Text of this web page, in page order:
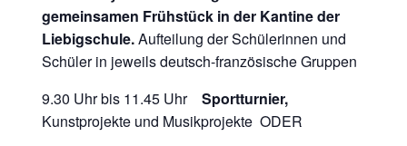
gemeinsamen Frühstück in der Kantine der
Liebigschule.Aufteilung der Schülerinnen und
Schüler in jeweils deutsch-französische Gruppen
9.30 Uhr bis 11.45 UhrSportturnier,
Kunstprojekte und Musikprojekte ODER